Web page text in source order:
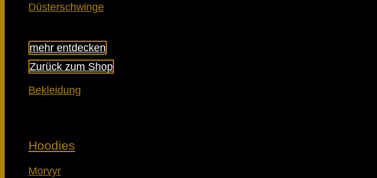
Es befinden sich keine Produkte im Warenkorb.
Zurück zum Shop
Düsterschwinge
mehr entdecken
Bekleidung
Hoodies
Morvyr